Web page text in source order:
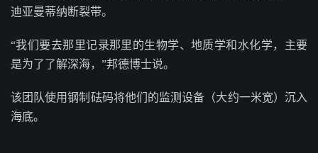
迪亚曼蒂纳断裂带。
“我们要去那里记录那里的生物学、地质学和水化学，主要
是为了了解深海，”邦德博士说。
该团队使用钢制砝码将他们的监测设备（大约一米宽）沉入
海底。